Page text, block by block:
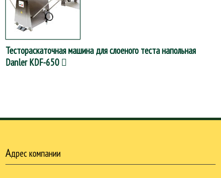
Тестораскаточная машина для слоеного теста напольная
Danler KDF-650
Адрес компании